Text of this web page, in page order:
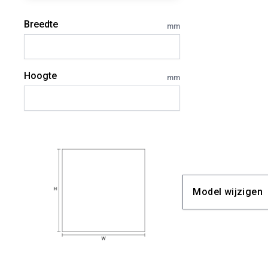
Breedte mm
Hoogte mm
Model wijzigen